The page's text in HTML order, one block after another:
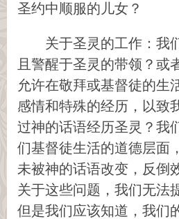
圣约中顺服的儿女？
关于圣灵的工作：我
且警醒于圣灵的带领？或
允许在敬拜或基督徒的生
感情和特殊的经历，以致
过神的话语经历圣灵？我
们基督徒生活的道德层面
未被神的话语改变，反倒
关于这些问题，我们无法
但是我们应该知道，我们